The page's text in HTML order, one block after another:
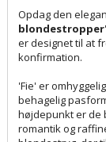
Opdag den
blondestropper
er designet til at
konfirmation.
'Fie' er
behagelig
højdepunkt er de
romantik og